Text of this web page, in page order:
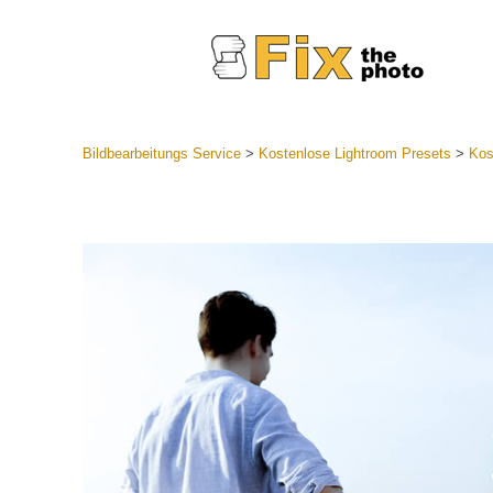
Bildbearbeitungs Service> Kostenlose Lightroom Presets >